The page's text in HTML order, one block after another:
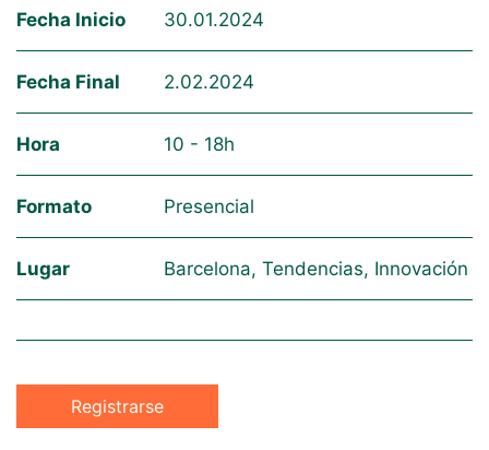
Fecha Inicio 30.01.2024
Fecha Final 2.02.2024
Hora 10 - 18h
Formato Presencial
Lugar Barcelona, Tendencias, Innovación
Registrarse